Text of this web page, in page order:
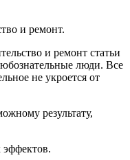
и ремонт.
и ремонт статьи
люди. Все
не укроется от
результату,